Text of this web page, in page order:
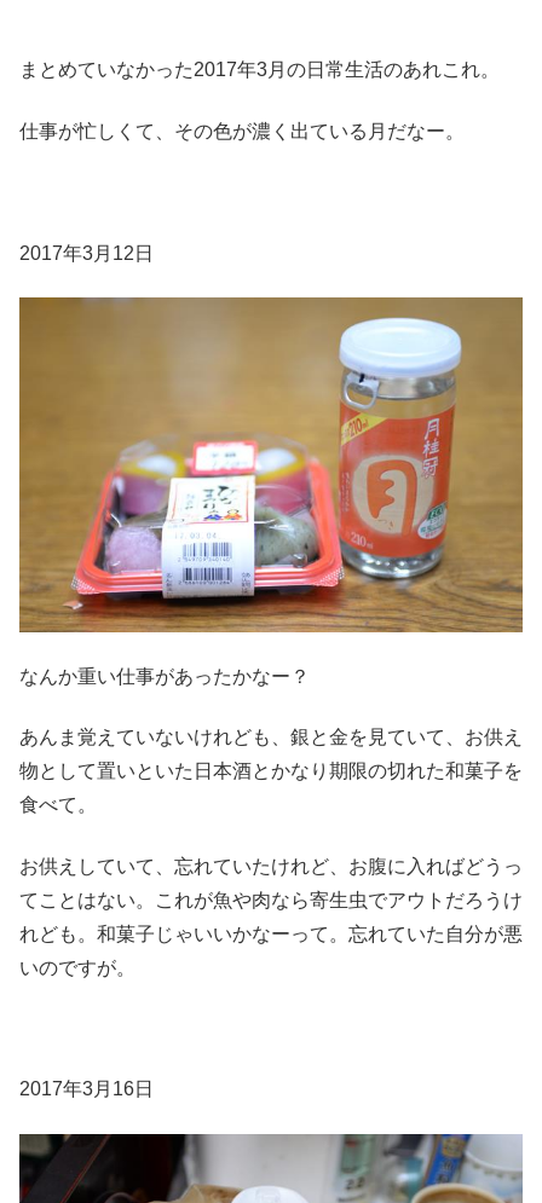
まとめていなかった2017年3月の日常生活のあれこれ。
仕事が忙しくて、その色が濃く出ている月だなー。
2017年3月12日
なんか重い仕事があったかなー？
あんま覚えていないけれども、銀と金を見ていて、お供え
物として置いといた日本酒とかなり期限の切れた和菓子を
食べて。
お供えしていて、忘れていたけれど、お腹に入ればどうっ
てことはない。これが魚や肉なら寄生虫でアウトだろうけ
れども。和菓子じゃいいかなーって。忘れていた自分が悪
いのですが。
2017年3月16日